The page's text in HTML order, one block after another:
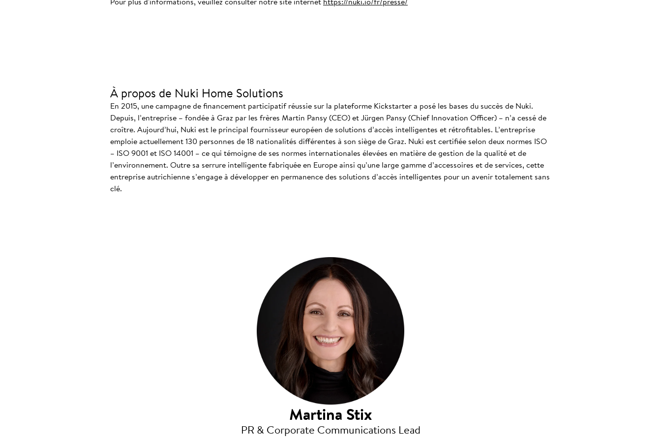
À propos de Nuki Home Solutions
En 2015, une campagne de financement participatif réussie sur la plateforme Kickstarter a posé les bases du succès de Nuki.
Depuis, l’entreprise – fondée à Graz par les frères Martin Pansy (CEO) et Jürgen Pansy (Chief Innovation Officer) – n’a cessé de
croître. Aujourd’hui, Nuki est le principal fournisseur européen de solutions d’accès intelligentes et rétrofitables. L’entreprise
emploie actuellement 130 personnes de 18 nationalités différentes à son siège de Graz. Nuki est certifiée selon deux normes ISO
– ISO 9001 et ISO 14001 – ce qui témoigne de ses normes internationales élevées en matière de gestion de la qualité et de
l’environnement. Outre sa serrure intelligente fabriquée en Europe ainsi qu’une large gamme d’accessoires et de services, cette
entreprise autrichienne s’engage à développer en permanence des solutions d’accès intelligentes pour un avenir totalement sans
clé.
Martina Stix
PR & Corporate Communications Lead